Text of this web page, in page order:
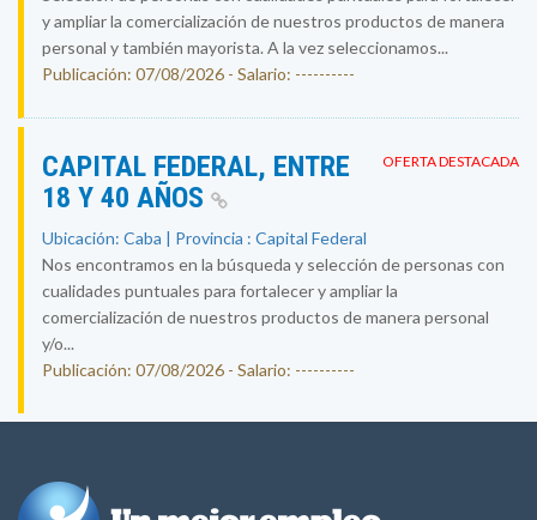
y ampliar la comercialización de nuestros productos de manera
personal y también mayorista. A la vez seleccionamos...
Publicación: 07/08/2026 - Salario: ----------
OFERTA DESTACADA
CAPITAL FEDERAL, ENTRE
18 Y 40 AÑOS
Ubicación: Caba | Provincia : Capital Federal
Nos encontramos en la búsqueda y selección de personas con
cualidades puntuales para fortalecer y ampliar la
comercialización de nuestros productos de manera personal
y/o...
Publicación: 07/08/2026 - Salario: ----------